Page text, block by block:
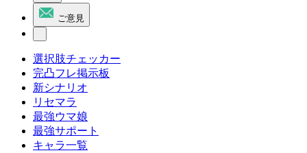
ご意見
選択肢チェッカー
完凸フレ掲示板
新シナリオ
リセマラ
最強ウマ娘
最強サポート
キャラ一覧